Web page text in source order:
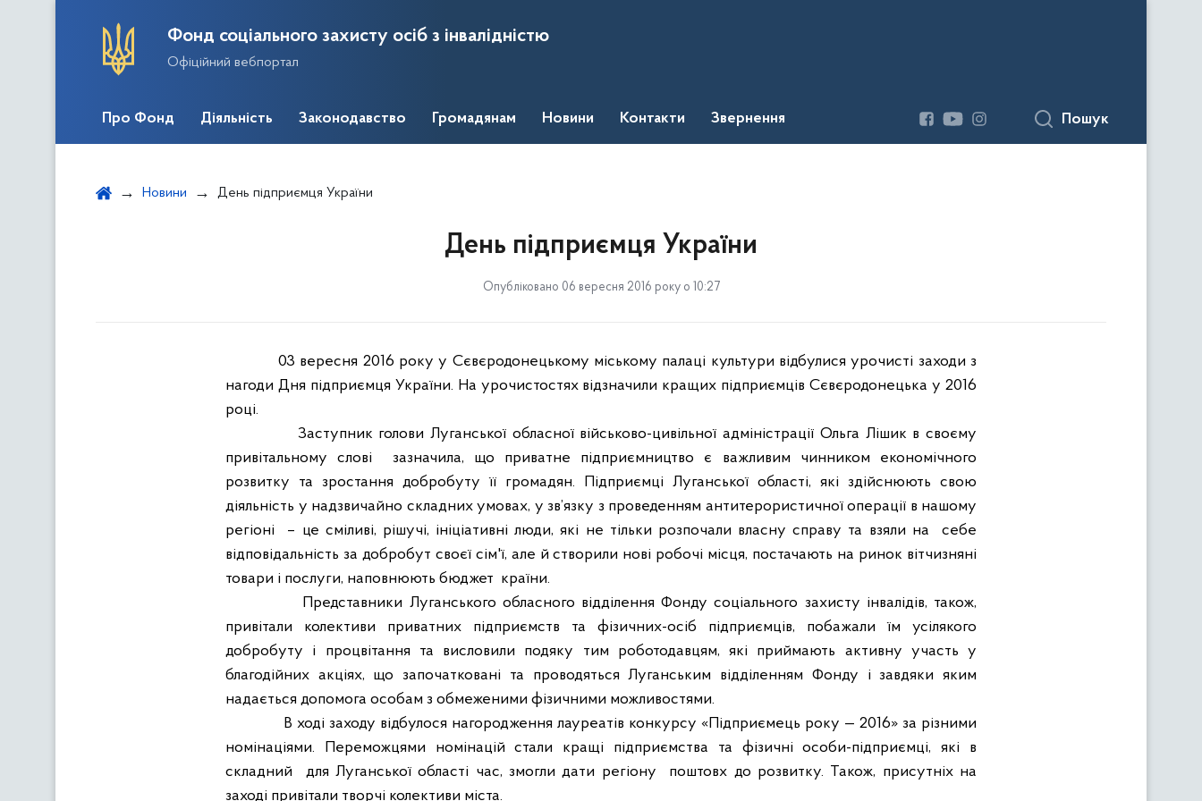
Фонд соціального захисту осіб з інвалідністю
Офіційний вебпортал
Про Фонд Діяльність Законодавство Громадянам Новини Контакти Звернення Пошук
Новини День підприємця України
День підприємця України
Опубліковано 06 вересня 2016 року о 10:27
03 вересня 2016 року у Сєвєродонецькому міському палаці культури відбулися урочисті заходи з
нагоди Дня підприємця України. На урочистостях відзначили кращих підприємців Сєвєродонецька у 2016
році.
Заступник голови Луганської обласної військово-цивільної адміністрації Ольга Лішик в своєму
привітальному слові
зазначила, що приватне підприємництво є важливим чинником економічного
розвитку та зростання добробуту її громадян. Підприємці Луганської області, які здійснюють свою
діяльність у надзвичайно складних умовах, у зв’язку з проведенням антитерористичної операції в нашому
регіоні
– це сміливі, рішучі, ініціативні люди, які не тільки розпочали власну справу та взяли на
себе
відповідальність за добробут своєї сім'ї, але й створили нові робочі місця, постачають на ринок вітчизняні
товари і послуги, наповнюють бюджет країни.
Представники Луганського обласного відділення Фонду соціального захисту інвалідів, також,
привітали колективи приватних підприємств та фізичних-осіб підприємців, побажали їм усілякого
добробуту і процвітання та висловили подяку тим роботодавцям, які приймають активну участь у
благодійних акціях, що започатковані та проводяться Луганським відділенням Фонду і завдяки яким
надається допомога особам з обмеженими фізичними можливостями.
В ході заходу відбулося нагородження лауреатів конкурсу «Підприємець року — 2016» за різними
номінаціями. Переможцями номінацій стали кращі підприємства та фізичні особи-підприємці, які в
складний
для Луганської області час, змогли дати регіону
поштовх до розвитку. Також, присутніх на
заході привітали творчі колективи міста.